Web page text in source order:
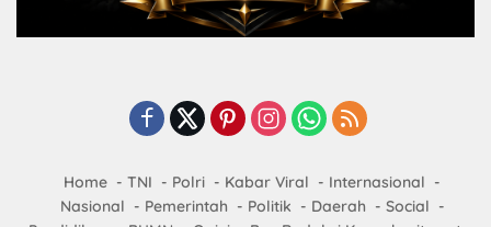
Home TNI Polri Kabar Viral
Internasional
Nasional
Pemerintah Politik Daerah
Social